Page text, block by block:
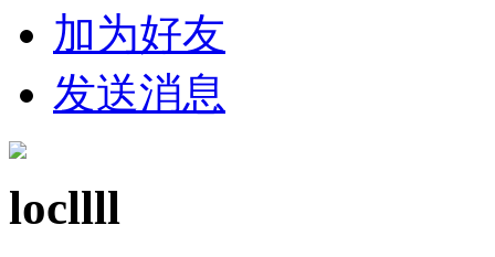
加为好友
发送消息
locllll